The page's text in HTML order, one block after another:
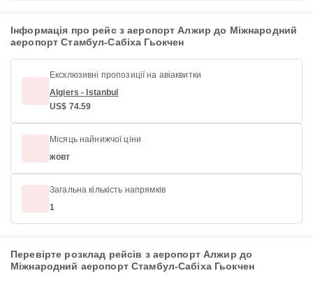
Інформація про рейс з аеропорт Алжир до Міжнародний
аеропорт Стамбул-Сабіха Гьокчен
Ексклюзивні пропозиції на авіаквитки
Algiers - Istanbul
US$ 74.59
Місяць найнижчої ціни
жовт
Загальна кількість напрямків
1
Перевірте розклад рейсів з аеропорт Алжир до
Міжнародний аеропорт Стамбул-Сабіха Гьокчен